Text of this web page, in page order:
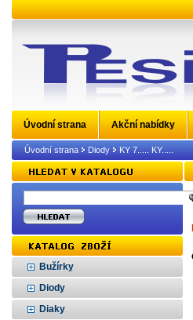
Úvodní strana Akční nabídky
Úvodní strana Diody KY 7..... KY.....
Bužírky
Diody
Diaky